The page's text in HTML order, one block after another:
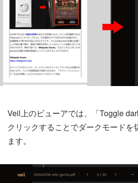
Veil上のビューアでは、「Toggle
クリックすることでダークモードを
ます。